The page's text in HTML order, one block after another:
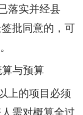
落实并经县
批同意的，可
。
算与预算
上的项目必须
需对概算全过